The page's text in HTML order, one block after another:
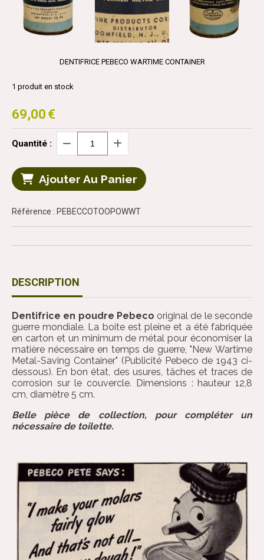
DENTIFRICE PEBECO WARTIME CONTAINER
69,00 €
1 produit en stock
Quantité :
Ajouter Au Panier
Référence : PEBECCOTOOPOWWT
DESCRIPTION
Dentifrice en poudre Pebeco original de le seconde
guerre mondiale. La boite est pleine et a été fabriquée
en carton et un minimum de métal pour économiser la
matière nécessaire en temps de guerre, "New Wartime
Metal-Saving Container" (Publicité Pebeco de 1943 ci-
dessous). En bon état, des usures, tâches et traces de
corrosion sur le couvercle. Dimensions : hauteur 12,8
cm, diamètre 5 cm.
Belle pièce de collection, pour compléter un
nécessaire de toilette.